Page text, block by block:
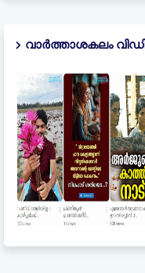
വാർത്താശകലം